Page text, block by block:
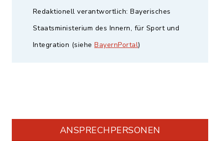
Redaktionell verantwortlich: Bayerisches
Staatsministerium des Innern, für Sport und
Integration (siehe BayernPortal)
ANSPRECHPERSONEN